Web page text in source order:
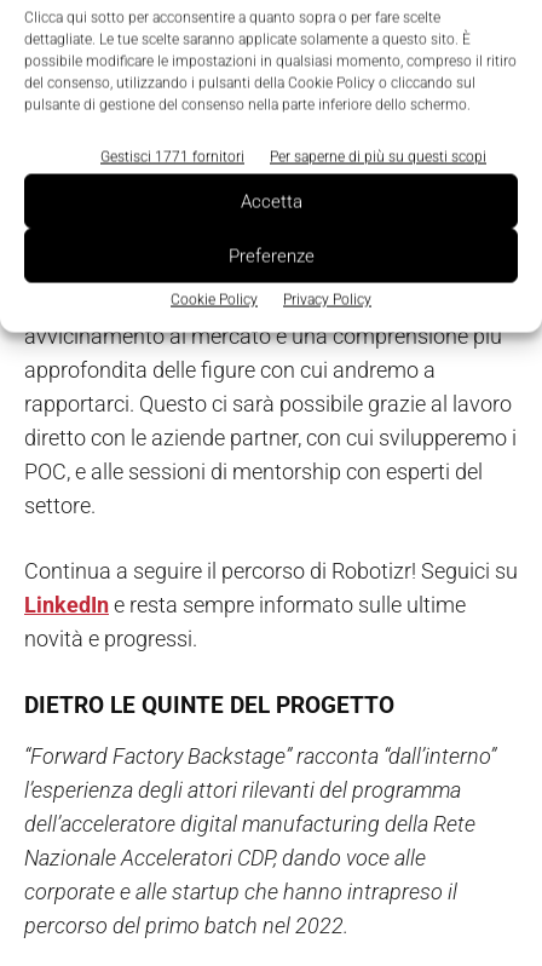
Clicca qui sotto per acconsentire a quanto sopra o per fare scelte
dettagliate. Le tue scelte saranno applicate solamente a questo sito. È
possibile modificare le impostazioni in qualsiasi momento, compreso il ritiro
del consenso, utilizzando i pulsanti della Cookie Policy o cliccando sul
pulsante di gestione del consenso nella parte inferiore dello schermo.
Gestisci 1771 fornitori Per saperne di più su questi scopi
Accetta
Preferenze
Cookie Policy Privacy Policy
raggiungere il miglior segmento di clientela.
Che aspettative avete, invece,
rispetto al programma di
accelerazione di Forward
Factory?
Da Forward Factory ci aspettiamo di ottenere un
avvicinamento al mercato e una comprensione più
approfondita delle figure con cui andremo a
rapportarci. Questo ci sarà possibile grazie al lavoro
diretto con le aziende partner, con cui svilupperemo i
POC, e alle sessioni di mentorship con esperti del
settore.
Continua a seguire il percorso di Robotizr! Seguici su
LinkedIne resta sempre informato sulle ultime
novità e progressi.
DIETRO LE QUINTE DEL PROGETTO
“Forward Factory Backstage” racconta “dall’interno”
l’esperienza degli attori rilevanti del programma
dell’acceleratore digital manufacturing della Rete
Nazionale Acceleratori CDP, dando voce alle
corporate e alle startup che hanno intrapreso il
percorso del primo batch nel 2022.